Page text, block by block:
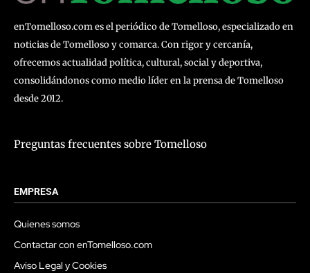
enTomelloso.com es el periódico de Tomelloso, especializado en
noticias de Tomelloso y comarca. Con rigor y cercanía,
ofrecemos actualidad política, cultural, social y deportiva,
consolidándonos como medio líder en la prensa de Tomelloso
desde 2012.
Preguntas frecuentes sobre Tomelloso
EMPRESA
Quienes somos
Contactar con enTomelloso.com
Aviso Legal y Cookies